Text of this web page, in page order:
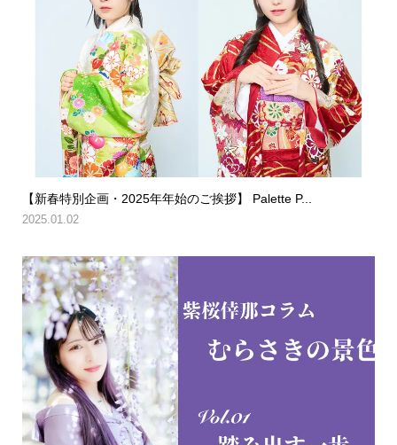
【新春特別企画・2025年年始のご挨拶】 Palette P...
2025.01.02